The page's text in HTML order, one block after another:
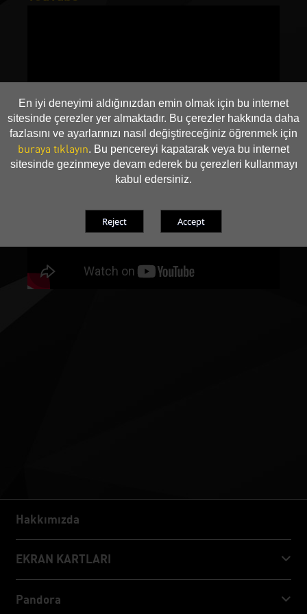
En iyi deneyimi aldığınızdan emin olmak için bu internet
sitesinde çerezler yer almaktadır. Bu çerezler hakkında daha
fazlasını ve ayarlarınızı nasıl değiştireceğiniz öğrenmek için
buraya tıklayın. Bu pencereyi kapatarak veya bu internet
sitesinde gezinmeye devam ederek bu çerezleri kullanmayı
kabul edersiniz.
Hakkımızda
Hakkımızda
EKRAN KARTLARI
Pandora